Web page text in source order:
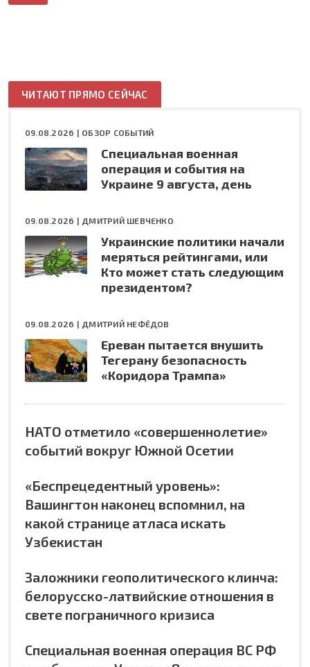
ЧИТАЮТ ПРЯМО СЕЙЧАС
09.08.2026 | ОБЗОР СОБЫТИЙ
Специальная военная
операция и события на
Украине 9 августа, день
09.08.2026 | ДМИТРИЙ ШЕВЧЕНКО
Украинские политики начали
меряться рейтингами, или
Кто может стать следующим
президентом?
09.08.2026 | ДМИТРИЙ НЕФЁДОВ
Ереван пытается внушить
Тегерану безопасность
«Коридора Трампа»
НАТО отметило «совершеннолетие»
событий вокруг Южной Осетии
«Беспрецедентный уровень»:
Вашингтон наконец вспомнил, на
какой странице атласа искать
Узбекистан
Заложники геополитического клинча:
белорусско-латвийские отношения в
свете пограничного кризиса
Специальная военная операция ВС РФ